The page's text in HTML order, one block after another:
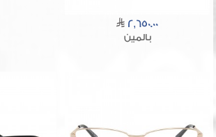
2,650.00
بالمين